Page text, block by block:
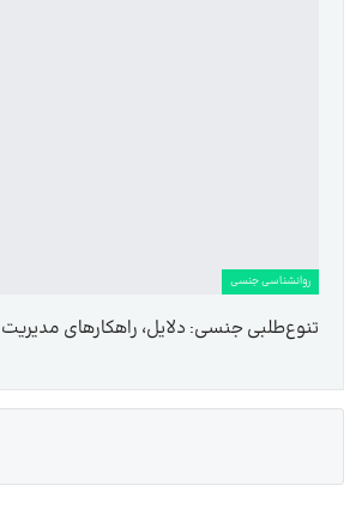
روانشناسی جنسی
تنوع‌طلبی جنسی: دلایل، راهکارهای مدیریت